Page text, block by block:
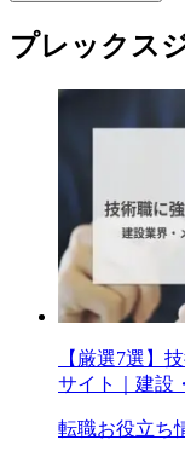
プレックス
【厳選7選】
サイト｜建設
転職お役立ち